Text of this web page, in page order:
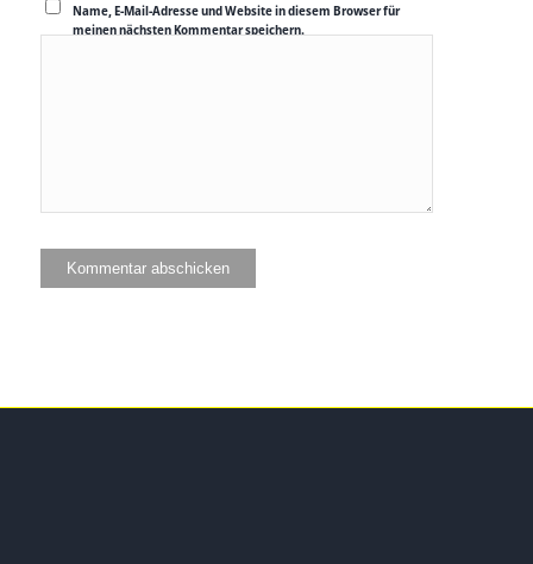
Name, E-Mail-Adresse und Website in diesem Browser für
meinen nächsten Kommentar speichern.